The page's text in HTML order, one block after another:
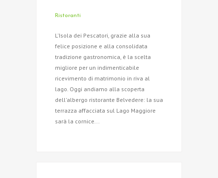
Ristoranti
L'Isola dei Pescatori, grazie alla sua
felice posizione e alla consolidata
tradizione gastronomica, è la scelta
migliore per un indimenticabile
ricevimento di matrimonio in riva al
lago. Oggi andiamo alla scoperta
dell'albergo ristorante Belvedere: la sua
terrazza affacciata sul Lago Maggiore
sarà la cornice...